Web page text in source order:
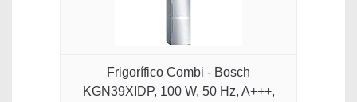
Frigorífico Combi - Bosch
KGN39XIDP, 100 W, 50 Hz, A+++,